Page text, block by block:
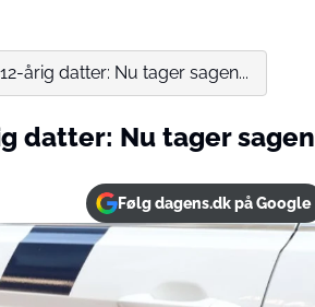
årig datter: Nu tager sagen...
datter: Nu tager sagen
Følg dagens.dk på Google